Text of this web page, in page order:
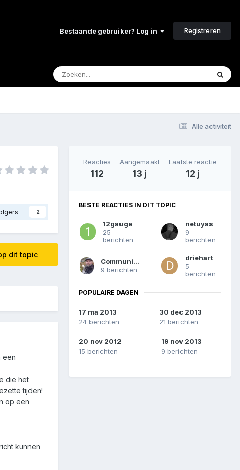
Bestaande gebruiker? Log in Registreren
Alle activiteit
2
dit topic
een
die het
tijden!
op een
kunnen
Reacties
112
Aangemaakt
13 j
Laatste reactie
12 j
BESTE REACTIES IN DIT TOPIC
12gauge
25
berichten
netuyas
9
berichten
Communicator
9 berichten
driehart
5
berichten
POPULAIRE DAGEN
17 ma 2013
24 berichten
30 dec 2013
21 berichten
20 nov 2012
15 berichten
19 nov 2013
9 berichten